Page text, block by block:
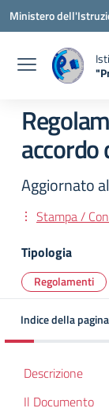
Vai ai contenuti
Vai al menu di
Vai al footer
Ministero
accordo
Aggiornato
Stampa /
Tipologia
Regolamenti
Indice della pagina
Descrizione
Il Documento